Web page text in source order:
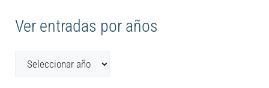
Ver entradas por años